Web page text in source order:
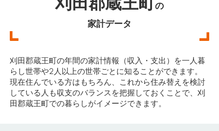
の
家計データ
刈田郡蔵王町の年間の家計情報（収入・支出）を一人暮
らし世帯や2人以上の世帯ごとに知ることができます。
現在住んでいる方はもちろん、これから住み替えを検討
している人も収支のバランスを把握しておくことで、刈
田郡蔵王町での暮らしがイメージできます。